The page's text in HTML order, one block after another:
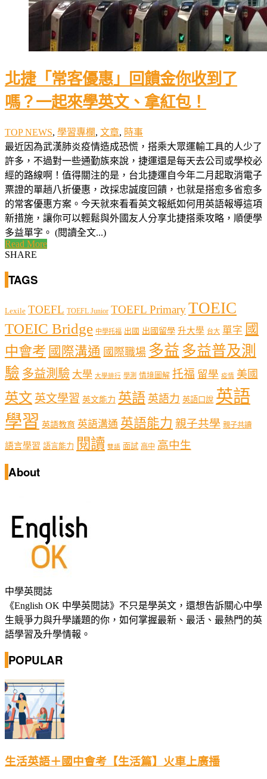
北捷「常客優惠」回饋金你收到了
嗎？一起來學英文、拿紅包！
TOP NEWS, 學習專欄, 文章, 時事
最近因為武漢肺炎疫情造成恐慌，搭乘大眾運輸工具的人少了
許多，不過對一些通勤族來說，捷運還是每天去公司或學校必
經的路線啊！值得關注的是，台北捷運自今年二月起取消電子
票證的單趟八折優惠，改採忠誠度回饋，也就是搭愈多省愈多
的常客優惠方案。今天就來看看英文報紙如何用英語報導這項
新措施，讓你可以輕鬆與外國友人分享北捷搭乘攻略，順便學
多益單字。 (閱讀全文...)
Read More
SHARE
TAGS
Lexile TOEFL TOEFL Junior TOEFL PrimaryTOEIC
TOEIC Bridge 中學托福 出國 出國留學 升大學 台大 單字 國
中會考 國際溝通 國際職場 多益 多益普及測
驗 多益測驗 大學 大學排行 學測 情境圖解 托福 留學 疫情 美國
英文 英文學習 英文能力 英語 英語力 英語口說 英語
學習 英語教育 英語溝通 英語能力 親子共學 親子共讀
語言學習 語言能力 閱讀 雙語 面試 高中 高中生
About
中學英閱誌
《English OK 中學英閱誌》不只是學英文，還想告訴關心中學
生競爭力與升學議題的你，如何掌握最新、最活、最熱門的英
語學習及升學情報。
POPULAR
生活英語＋國中會考【生活篇】火車上廣播